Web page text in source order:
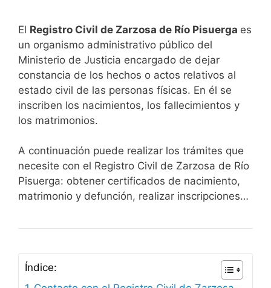
El Registro Civil de Zarzosa de Río Pisuerga es
un organismo administrativo público del
Ministerio de Justicia encargado de dejar
constancia de los hechos o actos relativos al
estado civil de las personas físicas. En él se
inscriben los nacimientos, los fallecimientos y
los matrimonios.
A continuación puede realizar los trámites que
necesite con el Registro Civil de Zarzosa de Río
Pisuerga: obtener certificados de nacimiento,
matrimonio y defunción, realizar inscripciones…
Índice: